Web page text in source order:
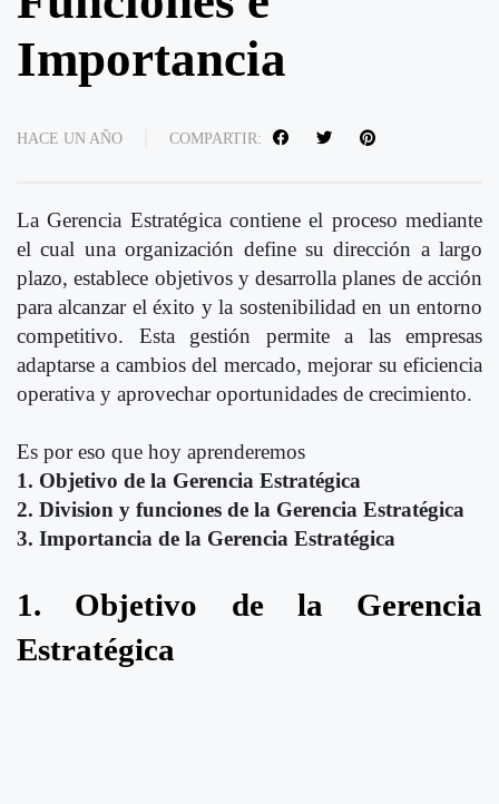
Importancia
HACE UN AÑO COMPARTIR:
La Gerencia Estratégica contiene el proceso mediante
el cual una organización define su dirección a largo
plazo, establece objetivos y desarrolla planes de acción
para alcanzar el éxito y la sostenibilidad en un entorno
competitivo. Esta gestión permite a las empresas
adaptarse a cambios del mercado, mejorar su eficiencia
operativa y aprovechar oportunidades de crecimiento.
Es por eso que hoy aprenderemos
1. Objetivo de la Gerencia Estratégica
2. Division y funciones de la Gerencia Estratégica
3. Importancia de la Gerencia Estratégica
1. Objetivo de la Gerencia
Estratégica